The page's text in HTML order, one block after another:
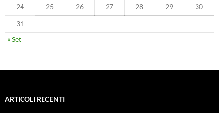
24 25 26 27 28 29 30
31
« Set
ARTICOLI RECENTI